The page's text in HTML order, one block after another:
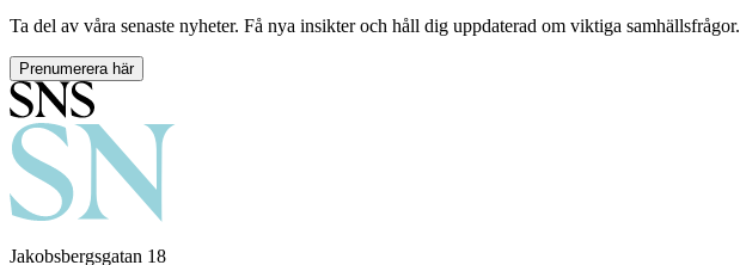
Ta del av våra senaste nyheter. Få nya insikter och håll dig uppdaterad om viktiga samhällsfrågor.
Prenumerera här
Jakobsbergsgatan 18